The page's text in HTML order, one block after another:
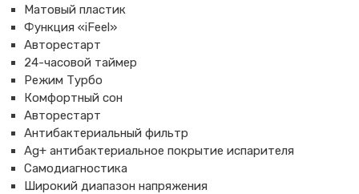
Матовый пластик
Функция «iFeel»
Авторестарт
24-часовой таймер
Режим Турбо
Комфортный сон
Авторестарт
Антибактериальный фильтр
Ag+ антибактериальное покрытие испарителя
Самодиагностика
Широкий диапазон напряжения